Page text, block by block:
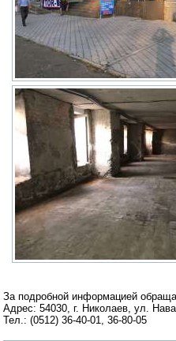
За подробной информацией
Адрес: 54030, г. Николаев, ул.
Тел.: (0512) 36-40-01, 36-80-05